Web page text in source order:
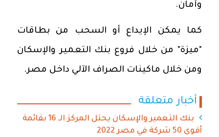
وأمان.
كما يمكن الإيداع أو السحب من بطاقات
"ميزة" من خلال فروع بنك التعمير والإسكان
ومن خلال ماكينات الصراف الآلي داخل مصر.
أخبار متعلقة
بنك التعمير والإسكان يحتل المركز الـ 16 بقائمة
أقوى 50 شركة في مصر 2022